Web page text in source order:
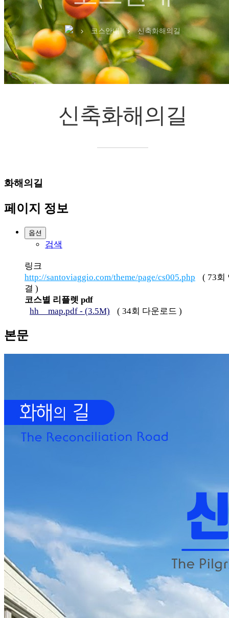
chevron_right 코스안내 chevron_right 신축화해의길
신축화해의길
화해의길
페이지 정보
옵션
검색
링크
http://santoviaggio.com/theme/page/cs005.php
( 73회
결 )
코스별 리플렛 pdf
hh__map.pdf - (3.5M)
( 34회 다운로드 )
본문